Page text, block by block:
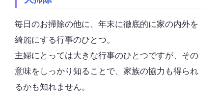
毎日のお掃除の他に、年末に徹底的に家の内外を
綺麗にする行事のひとつ。
主婦にとっては大きな行事のひとつですが、その
意味をしっかり知ることで、家族の協力も得られ
るかも知れません。